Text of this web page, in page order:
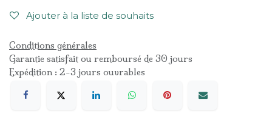
Ajouter à la liste de souhaits
Conditions générales
Garantie satisfait ou remboursé de 30 jours
Expédition : 2-3 jours ouvrables